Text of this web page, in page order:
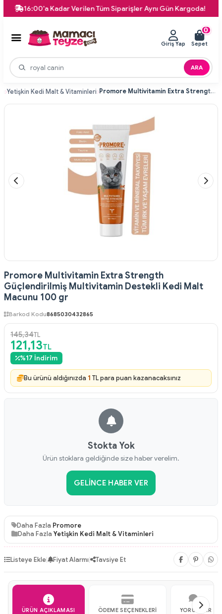
16:00'a Kadar Verilen Tüm Siparişler Aynı Gün Kargoda!
ARA
Giriş Yap
0
Sepet
Yetişkin Kedi Malt & Vitaminleri Promore Multivitamin Extra Strength Güçlendirilmiş Multivitamin Destekli Kedi Malt Macunu 100 gr
Promore Multivitamin Extra Strength
Güçlendirilmiş Multivitamin Destekli Kedi Malt
Macunu 100 gr
Barkod Kodu8685030432865
145,34TL
121,13TL
%17 İndirim
Bu ürünü aldığınızda 1 TL para puan kazanacaksınız
Stokta Yok
Ürün stoklara geldiğinde size haber verelim.
GELINCE HABER VER
Daha Fazla Promore
Daha Fazla Yetişkin Kedi Malt & Vitaminleri
Listeye Ekle| Fiyat Alarmı| Tavsiye Et
ÜRÜN AÇIKLAMASI ÖDEME SEÇENEKLERI YORUMLAR